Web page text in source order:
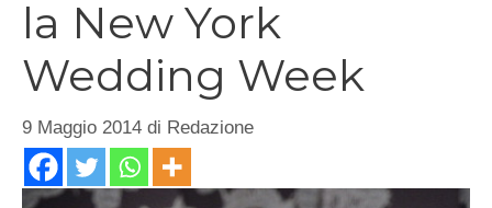
la New York
Wedding Week
9 Maggio 2014 di Redazione